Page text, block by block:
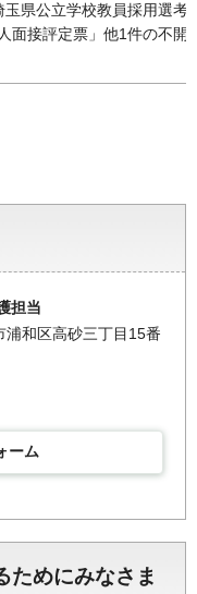
県公立学校教員採用選考
面接評定票」他1件の不開
担当
和区高砂三丁目15番
ーム
ためにみなさま